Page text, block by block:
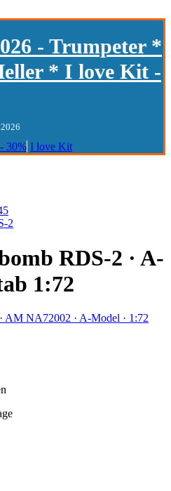
- Trumpeter *
* I love Kit -
30% I love Kit
2
RDS-2 · A-
1:72